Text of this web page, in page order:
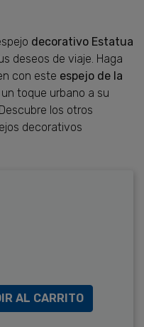
decorativo Estatua
deseos de viaje. Haga
con este espejo de la
toque urbano a su
Descubre los otros
decorativos
AL CARRITO